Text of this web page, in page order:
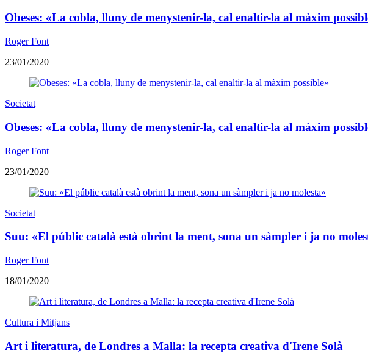
Obeses: «La cobla, lluny de menystenir-la, cal enaltir-la al màxim
Roger Font
23/01/2020
Societat
Obeses: «La cobla, lluny de menystenir-la, cal enaltir-la al màxim
Roger Font
23/01/2020
Societat
Suu: «El públic català està obrint la ment, sona un sàmpler i ja no
Roger Font
18/01/2020
Cultura i Mitjans
Art i literatura, de Londres a Malla: la recepta creativa d'Irene Solà